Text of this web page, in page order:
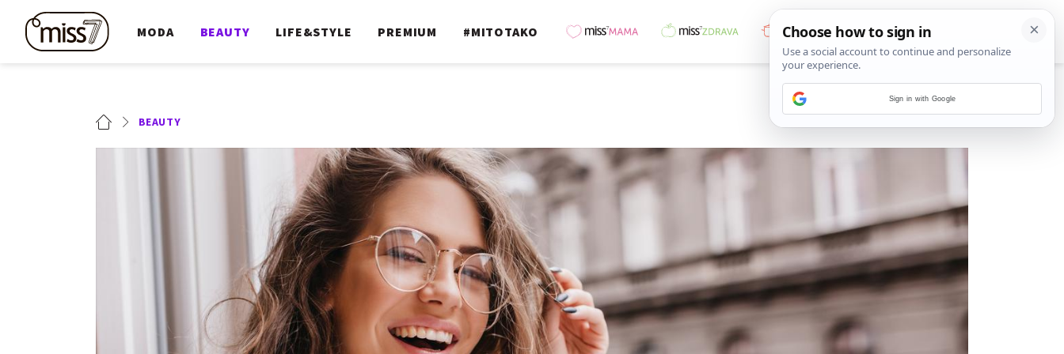
MODA BEAUTY LIFE&STYLE PREMIUM #MITOTAKO
BEAUTY
Sign in with Google